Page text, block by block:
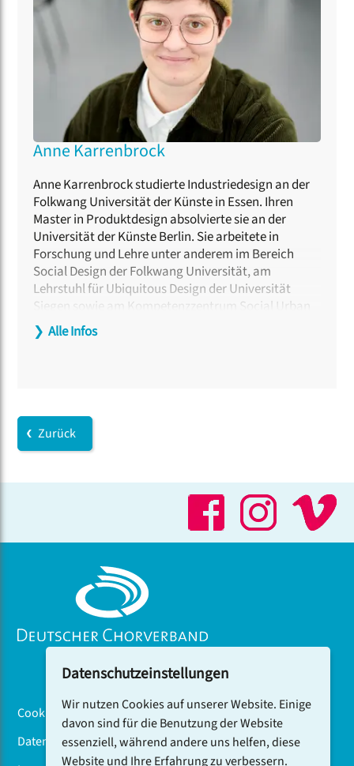
Chor
, denProjektchor Kölnsowie
trans*queeren Chor Köln. Neben der Ensemblearbeit
ist Klara Hens als Dozent:in für Jazz/Pop-
Chorleitung an der Hochschule für Musik und Tanz
Köln tätig.
Anne Karrenbrock
Anne Karrenbrock studierte Industriedesign an der
Folkwang Universität der Künste in Essen. Ihren
Master in Produktdesign absolvierte sie an der
Universität der Künste Berlin. Sie arbeitete in
Forschung und Lehre unter anderem im Bereich
Social Design der Folkwang Universität, am
Lehrstuhl für Ubiquitous Design der Universität
Siegen sowie am Kompetenzzentrum Social Urban
Design der Hochschule Niederrhein. Weitere
Stationen waren das Wuppertal Institut und die
Praktiken kollektive Handlungsfähigkeit und
demokratische Aushandlung stärken können.
❯ Alle Infos
Zurück
Cookiebanner
Datenschutz
Datenschutzeinstellungen
Wir nutzen Cookies auf unserer Website. Einige
davon sind für die Benutzung der Website
essenziell, während andere uns helfen, diese
Website und Ihre Erfahrung zu verbessern.